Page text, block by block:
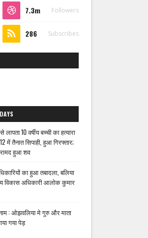
7.3m Followers
286 Subscribes
10 वर्षीय बच्ची का हत्यारा
में तैनात सिपाही, हुआ गिरफ्तार;
हुआ शव
का हुआ तबादला, बलिया
विकास अधिकारी आलोक कुमार
: ओझवलिया मे गुरु और माता
गया पेड़